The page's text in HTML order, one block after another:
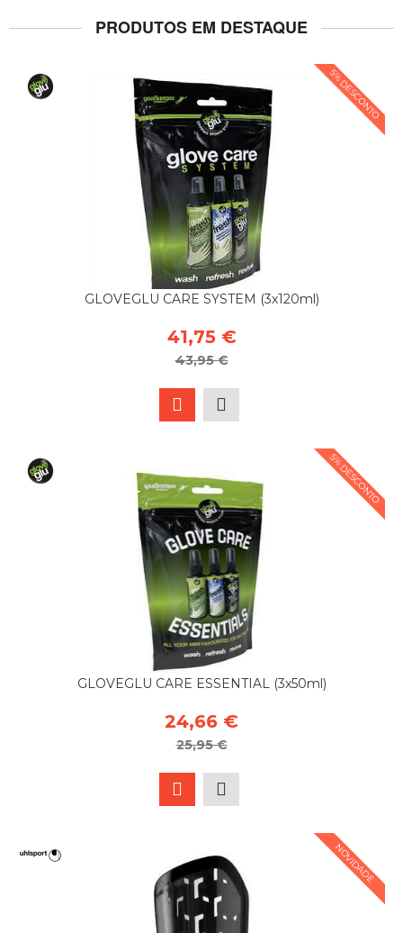
PRODUTOS EM DESTAQUE
5% DESCONTO
GLOVEGLU CARE SYSTEM (3x120ml)
41,75 €
43,95 €
5% DESCONTO
GLOVEGLU CARE ESSENTIAL (3x50ml)
24,66 €
25,95 €
NOVIDADE